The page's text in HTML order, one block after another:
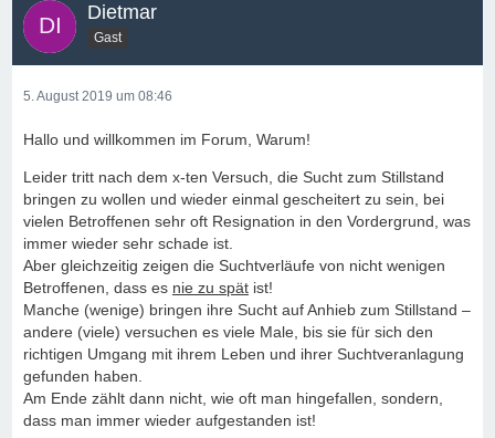
Dietmar
Gast
5. August 2019 um 08:46
Hallo und willkommen im Forum, Warum!
Leider tritt nach dem x-ten Versuch, die Sucht zum Stillstand
bringen zu wollen und wieder einmal gescheitert zu sein, bei
vielen Betroffenen sehr oft Resignation in den Vordergrund, was
immer wieder sehr schade ist.
Aber gleichzeitig zeigen die Suchtverläufe von nicht wenigen
Betroffenen, dass es nie zu spät ist!
Manche (wenige) bringen ihre Sucht auf Anhieb zum Stillstand –
andere (viele) versuchen es viele Male, bis sie für sich den
richtigen Umgang mit ihrem Leben und ihrer Suchtveranlagung
gefunden haben.
Am Ende zählt dann nicht, wie oft man hingefallen, sondern,
dass man immer wieder aufgestanden ist!